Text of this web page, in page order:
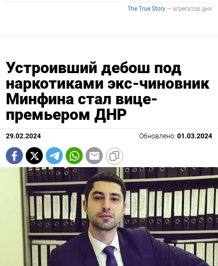
Устроивший дебош под
наркотиками экс-чиновник
Минфина стал вице-
премьером ДНР
29.02.2024 Обновлено: 01.03.2024